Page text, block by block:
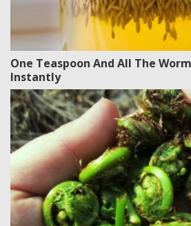
One Teaspoon And All The
Instantly